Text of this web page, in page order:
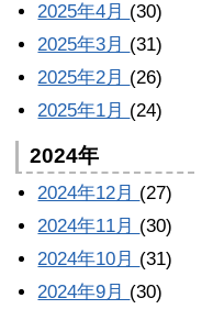
2025年4月 (30)
2025年3月 (31)
2025年2月 (26)
2025年1月 (24)
2024年
2024年12月 (27)
2024年11月 (30)
2024年10月 (31)
2024年9月 (30)